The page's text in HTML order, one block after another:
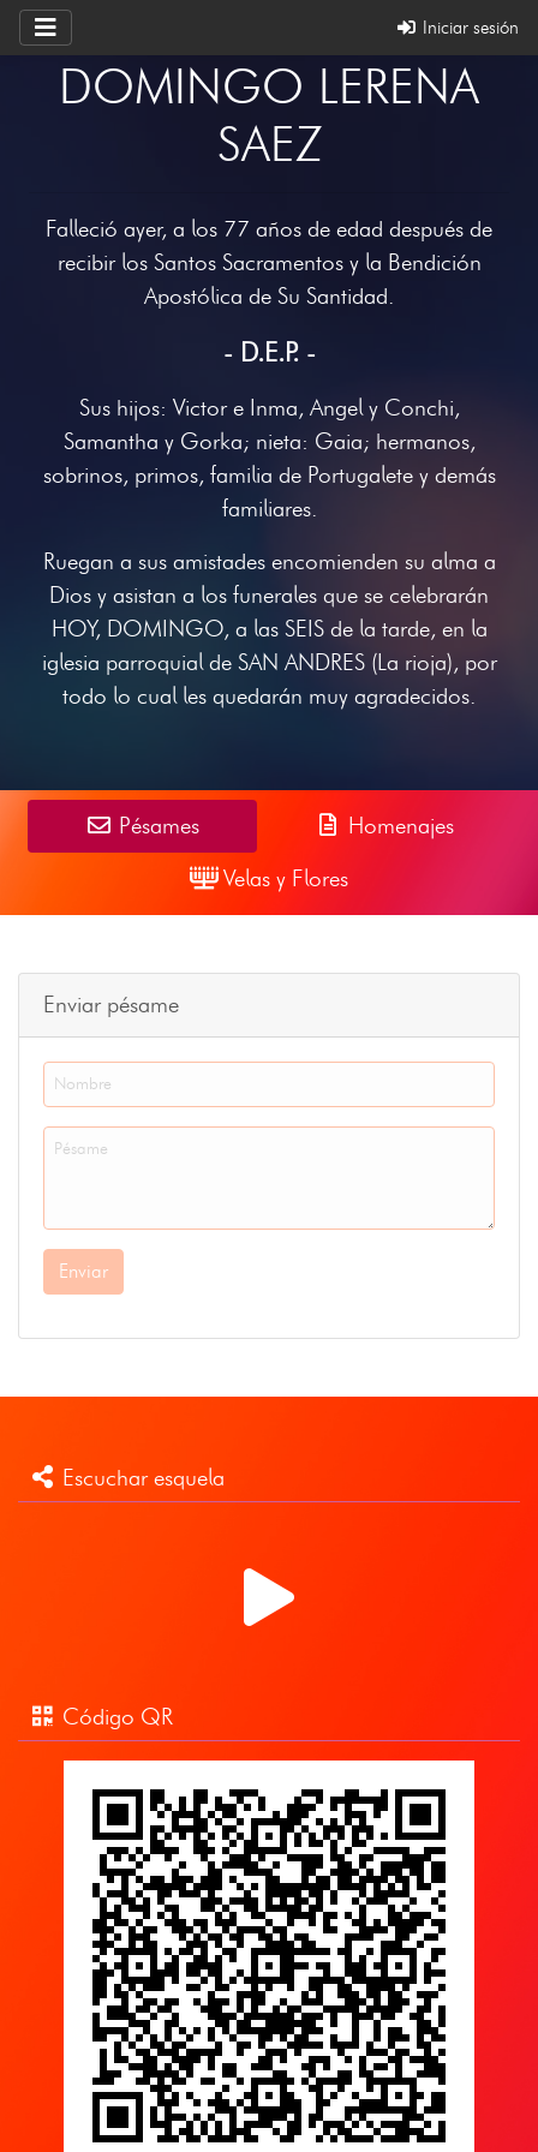
Iniciar sesión
DOMINGO LERENA
SAEZ
Falleció ayer, a los 77 años de edad después de
recibir los Santos Sacramentos y la Bendición
Apostólica de Su Santidad.
- D.E.P. -
Sus hijos: Victor e Inma, Angel y Conchi,
Samantha y Gorka; nieta: Gaia; hermanos,
sobrinos, primos, familia de Portugalete y demás
familiares.
Ruegan a sus amistades encomienden su alma a
Dios y asistan a los funerales que se celebrarán
HOY, DOMINGO, a las SEIS de la tarde, en la
iglesia parroquial de SAN ANDRES (La rioja), por
todo lo cual les quedarán muy agradecidos.
Pésames
Homenajes
Velas y Flores
Enviar pésame
Enviar
Escuchar esquela
Código QR